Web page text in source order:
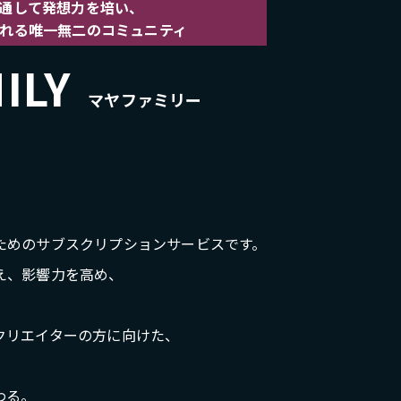
して発想力を培い、
る唯一無二のコミュニティ
マヤファミリー
のサブスクリプションサービスです。
影響力を高め、
エイターの方に向けた、
。